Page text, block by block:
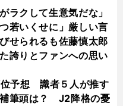
ラクして生意気だな」
つ若いくせに」厳しい言
せられるも佐藤慎太郎
誇りとファンへの思い
予想 識者５人が推す
筆頭は？ J2降格の憂